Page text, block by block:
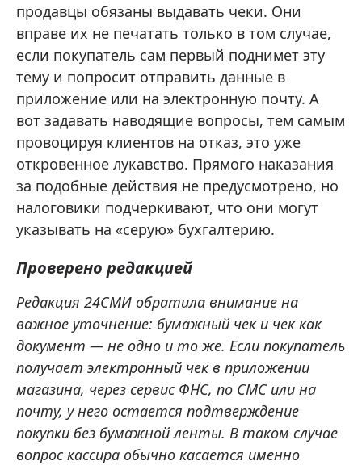
продавцы обязаны выдавать чеки. Они
вправе их не печатать только в том случае,
если покупатель сам первый поднимет эту
тему и попросит отправить данные в
приложение или на электронную почту. А
вот задавать наводящие вопросы, тем самым
провоцируя клиентов на отказ, это уже
откровенное лукавство. Прямого наказания
за подобные действия не предусмотрено, но
налоговики подчеркивают, что они могут
указывать на «серую» бухгалтерию.
Проверено редакцией
Редакция 24СМИ обратила внимание на
важное уточнение: бумажный чек и чек как
документ — не одно и то же. Если покупатель
получает электронный чек в приложении
магазина, через сервис ФНС, по СМС или на
почту, у него остается подтверждение
покупки без бумажной ленты. В таком случае
вопрос кассира обычно касается именно